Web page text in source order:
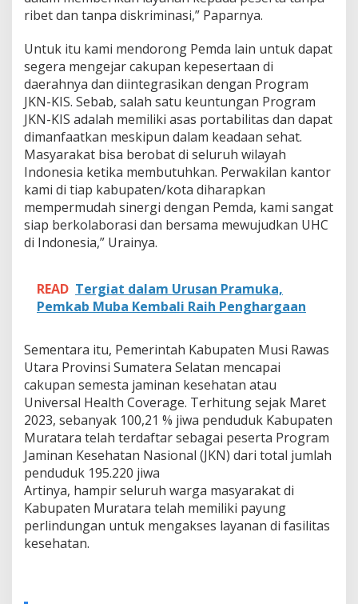
ribet dan tanpa diskriminasi,” Paparnya.
Untuk itu kami mendorong Pemda lain untuk dapat
segera mengejar cakupan kepesertaan di
daerahnya dan diintegrasikan dengan Program
JKN-KIS. Sebab, salah satu keuntungan Program
JKN-KIS adalah memiliki asas portabilitas dan dapat
dimanfaatkan meskipun dalam keadaan sehat.
Masyarakat bisa berobat di seluruh wilayah
Indonesia ketika membutuhkan. Perwakilan kantor
kami di tiap kabupaten/kota diharapkan
mempermudah sinergi dengan Pemda, kami sangat
siap berkolaborasi dan bersama mewujudkan UHC
di Indonesia,” Urainya.
READ Tergiat dalam Urusan Pramuka,
Pemkab Muba Kembali Raih Penghargaan
Sementara itu, Pemerintah Kabupaten Musi Rawas
Utara Provinsi Sumatera Selatan mencapai
cakupan semesta jaminan kesehatan atau
Universal Health Coverage. Terhitung sejak Maret
2023, sebanyak 100,21 % jiwa penduduk Kabupaten
Muratara telah terdaftar sebagai peserta Program
Jaminan Kesehatan Nasional (JKN) dari total jumlah
penduduk 195.220 jiwa
Artinya, hampir seluruh warga masyarakat di
Kabupaten Muratara telah memiliki payung
perlindungan untuk mengakses layanan di fasilitas
kesehatan.